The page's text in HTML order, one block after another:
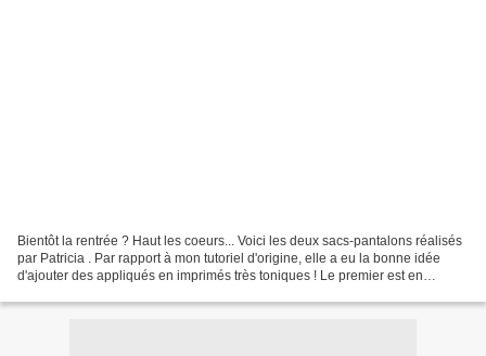
Bientôt la rentrée ? Haut les coeurs... Voici les deux sacs-pantalons réalisés
par Patricia . Par rapport à mon tutoriel d'origine, elle a eu la bonne idée
d'ajouter des appliqués en imprimés très toniques ! Le premier est en